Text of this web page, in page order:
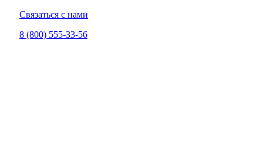
Связаться с нами
8 (800) 555-33-56